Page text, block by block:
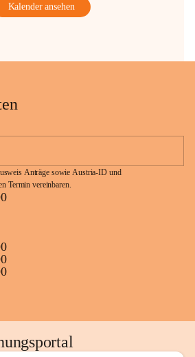
Kalender ansehen
Anträge sowie Austria-ID und
Termin vereinbaren.